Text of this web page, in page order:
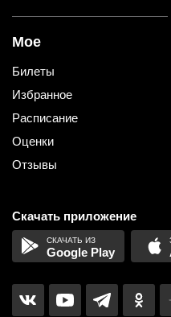
Мое
Билеты
Избранное
Расписание
Оценки
Отзывы
Скачать приложение
Google Play